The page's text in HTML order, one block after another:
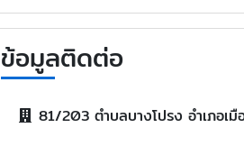
ข้อมูลติดต่อ
81/203 ตำบลบางโปรง อำเภอเ